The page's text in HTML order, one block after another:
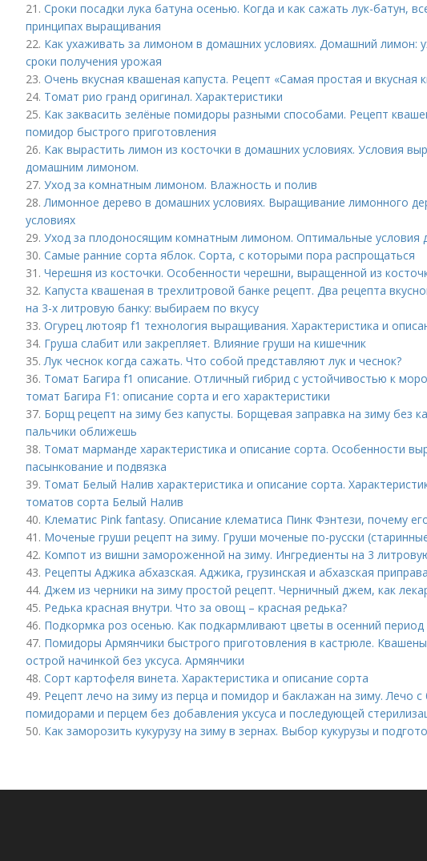
21. Сроки посадки лука батуна осенью. Когда и как сажать лук-батун,
принципах выращивания
22. Как ухаживать за лимоном в домашних условиях. Домашний лимон:
сроки получения урожая
23. Очень вкусная квашеная капуста. Рецепт «Самая простая и вкусная
24. Томат рио гранд оригинал. Характеристики
25. Как заквасить зелёные помидоры разными способами. Рецепт
помидор быстрого приготовления
26. Как вырастить лимон из косточки в домашних условиях. Условия
домашним лимоном.
27. Уход за комнатным лимоном. Влажность и полив
28.Лимонное дерево в домашних условиях. Выращивание лимонного
условиях
29. Уход за плодоносящим комнатным лимоном. Оптимальные условия
30. Самые ранние сорта яблок. Сорта, с которыми пора распрощаться
31. Черешня из косточки. Особенности черешни, выращенной из
32. Капуста квашеная в трехлитровой банке рецепт. Два рецепта
на 3-х литровую банку: выбираем по вкусу
33. Огурец лютояр f1 технология выращивания. Характеристика и
34. Груша слабит или закрепляет. Влияние груши на кишечник
35.Лук чеснок когда сажать. Что собой представляют лук и чеснок?
36. Томат Багира f1 описание. Отличный гибрид с устойчивостью к
томат Багира F1: описание сорта и его характеристики
37. Борщ рецепт на зиму без капусты. Борщевая заправка на зиму без
пальчики оближешь
38. Томат марманде характеристика и описание сорта. Особенности
пасынкование и подвязка
39. Томат Белый Налив характеристика и описание сорта.
томатов сорта Белый Налив
40. Клематис Pink fantasy. Описание клематиса Пинк Фэнтези, почему
41. Моченые груши рецепт на зиму. Груши моченые по-русски
42. Компот из вишни замороженной на зиму. Ингредиенты на 3
43. Рецепты Аджика абхазская. Аджика, грузинская и абхазская приправа
44. Джем из черники на зиму простой рецепт. Черничный джем, как
45. Редька красная внутри. Что за овощ – красная редька?
46. Подкормка роз осенью. Как подкармливают цветы в осенний период
47. Помидоры Армянчики быстрого приготовления в кастрюле.
острой начинкой без уксуса. Армянчики
48. Сорт картофеля винета. Характеристика и описание сорта
49. Рецепт лечо на зиму из перца и помидор и баклажан на зиму. Лечо
помидорами и перцем без добавления уксуса и последующей
50. Как заморозить кукурузу на зиму в зернах. Выбор кукурузы и